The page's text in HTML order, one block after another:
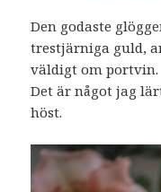
Den godaste
trestjärniga guld,
väldigt om portvin.
Det är något jag
höst.